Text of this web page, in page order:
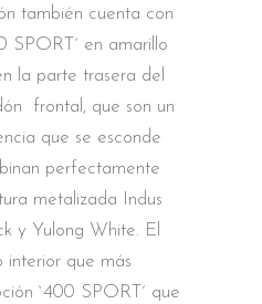
también cuenta con
SPORT´ en amarillo
la parte trasera del
frontal, que son un
que se esconde
perfectamente
metalizada Indus
y Yulong White. El
interior que más
`400 SPORT´ que